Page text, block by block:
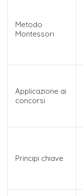
Metodo
Montessori
Applicazione ai
concorsi
Principi chiave